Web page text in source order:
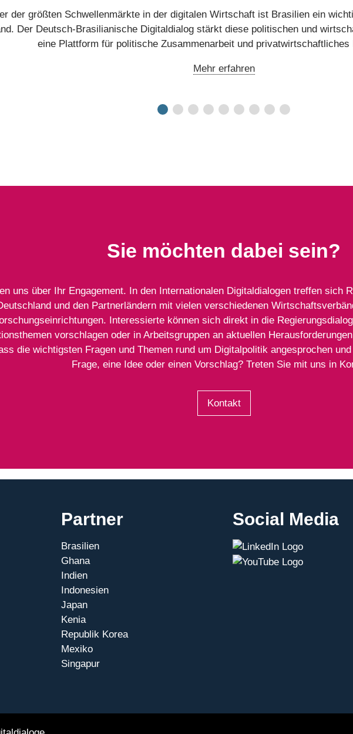
der größten Schwellenmärkte in der digitalen Wirtschaft ist Brasilien ein
Der Deutsch-Brasilianische Digitaldialog stärkt diese politischen und
eine Plattform für politische Zusammenarbeit und privatwirtschaftliches
Mehr erfahren
Sie möchten dabei sein?
uns über Ihr Engagement. In den Internationalen Digitaldialogen treffen sich
und den Partnerländern mit vielen verschiedenen
Interessierte können sich direkt in die
vorschlagen oder in Arbeitsgruppen an aktuellen
die wichtigsten Fragen und Themen rund um Digitalpolitik angesprochen
Frage, eine Idee oder einen Vorschlag? Treten Sie mit uns in
Kontakt
Partner
Brasilien
Ghana
Indien
Indonesien
Japan
Kenia
Republik Korea
Mexiko
Singapur
Social Media